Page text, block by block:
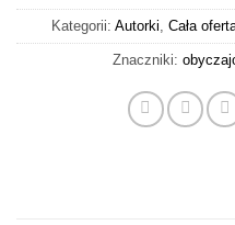
Kategorii: Autorki Cała
Znaczniki: